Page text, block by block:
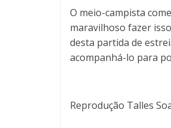
O meio-campista
maravilhoso fazer
desta partida de
acompanhá-lo para
Reprodução Talles